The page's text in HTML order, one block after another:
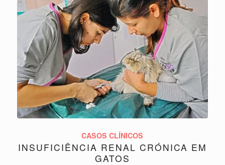
CASOS CLÍNICOS
INSUFICIÊNCIA RENAL CRÓNICA EM
GATOS